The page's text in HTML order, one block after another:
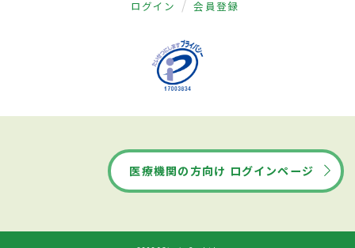
ログイン 会員登録
医療機関の方向け ログインページ